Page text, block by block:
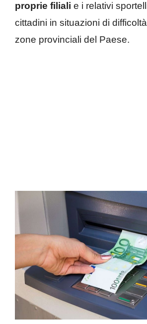
proprie filiali e i relativi
cittadini in situazioni di
zone provinciali del Paese.